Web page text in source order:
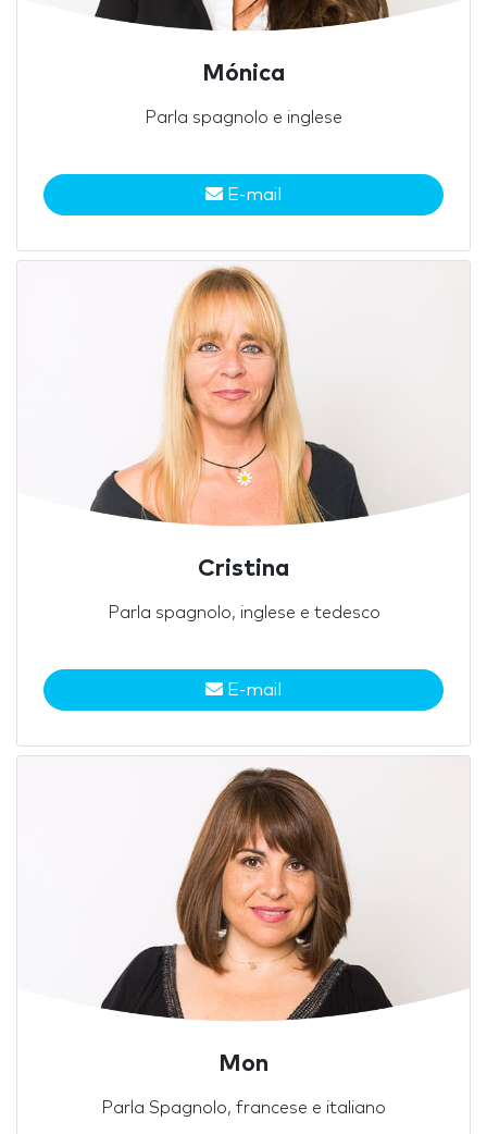
Mónica
Parla spagnolo e inglese
E-mail
Cristina
Parla spagnolo, inglese e tedesco
E-mail
Mon
Parla Spagnolo, francese e italiano